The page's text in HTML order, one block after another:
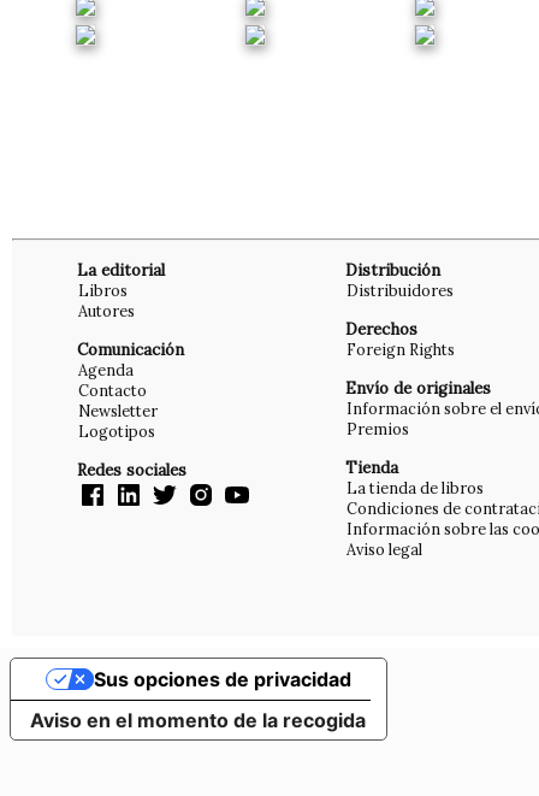
La editorial
Libros
Autores
Comunicación
Agenda
Contacto
Newsletter
Logotipos
Redes sociales
Distribución
Distribuidores
Derechos
Foreign Rights
Envío de originales
Información sobre el
Premios
Tienda
La tienda de libros
Condiciones de
Información sobre las
Aviso legal
Aviso en el momento de la recogida
Sus opciones de privacidad